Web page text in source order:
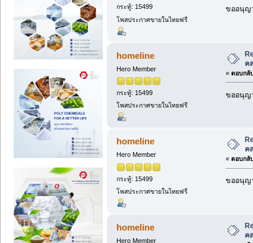
กระทู้: 15499
โพสประกาศขายในไทยฟรี
ขออนุญ
homeline
Hero Member
กระทู้: 15499
โพสประกาศขายในไทยฟรี
ค
« ตอบกลั
ขออนุญ
homeline
Hero Member
กระทู้: 15499
โพสประกาศขายในไทยฟรี
ค
« ตอบกลั
ขออนุญ
homeline
Hero Member
ค